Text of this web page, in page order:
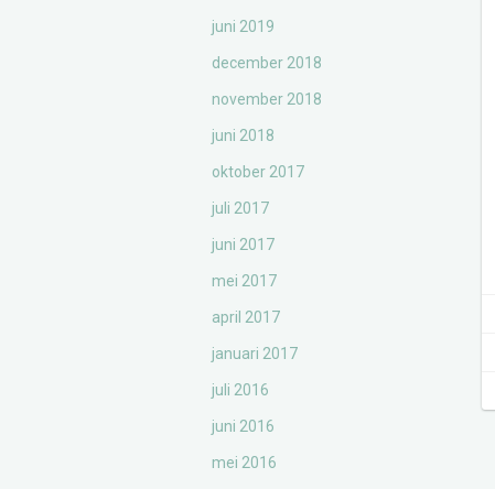
juni 2019
december 2018
november 2018
juni 2018
oktober 2017
juli 2017
juni 2017
mei 2017
april 2017
januari 2017
juli 2016
juni 2016
mei 2016